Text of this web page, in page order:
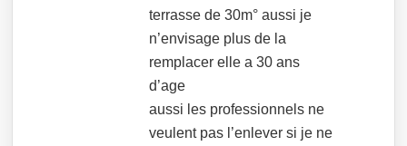
terrasse de 30m° aussi je
n’envisage plus de la
remplacer elle a 30 ans
d’age
aussi les professionnels ne
veulent pas l’enlever si je ne